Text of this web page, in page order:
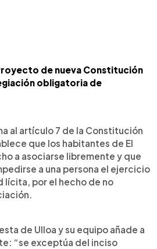
de nueva Constitución
obligatoria de
al artículo 7 de la Constitución
que los habitantes de El
a asociarse libremente y que
a una persona el ejercicio
lícita, por el hecho de no
de Ulloa y su equipo añade a
“se exceptúa del inciso